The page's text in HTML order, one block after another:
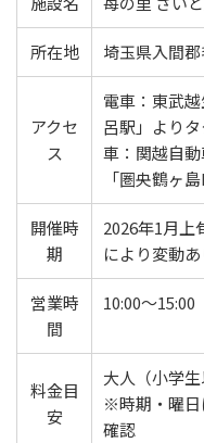
所在地 埼玉県入間
アクセ
ス
電車：東武
呂駅」よりタ
車：関越自
「圏央鶴ヶ
開催時
期
2026年1月上
により変動あ
営業時
間
10:00～15:00
料金目
安
大人（小学
※時期・曜日
確認